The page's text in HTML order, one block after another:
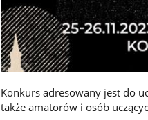
Konkurs adresowany jest do
także amatorów i osób